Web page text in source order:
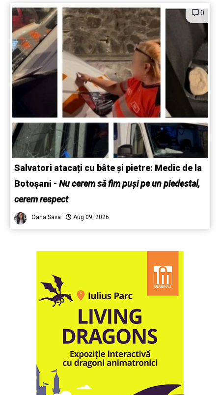
0
Salvatori atacați cu bâte și pietre: Medic de la
Botoșani - Nu cerem să fim puși pe un piedestal,
cerem respect
Oana Sava Aug 09, 2026